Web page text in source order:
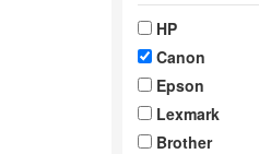
HP
Canon
Epson
Lexmark
Brother